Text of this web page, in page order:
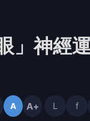
」神經
A A+ L f